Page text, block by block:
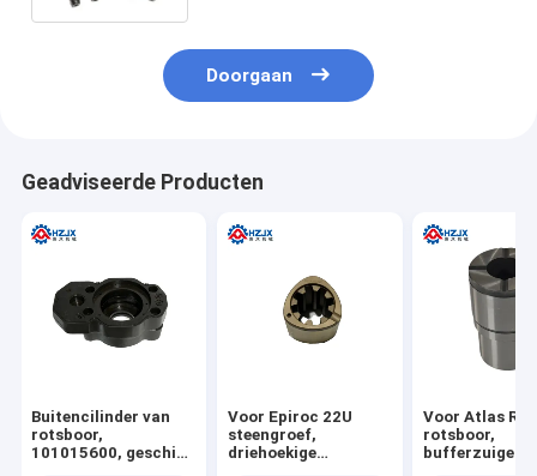
Doorgaan
Geadviseerde Producten
Buitencilinder van
rotsboor,
101015600, geschikt
Voor Epiroc 22U
steengroef,
driehoekige
Voor Atlas
rotsboor,
bufferzuiger